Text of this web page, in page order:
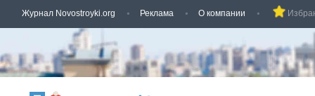
Журнал Novostroyki.org Реклама О компании